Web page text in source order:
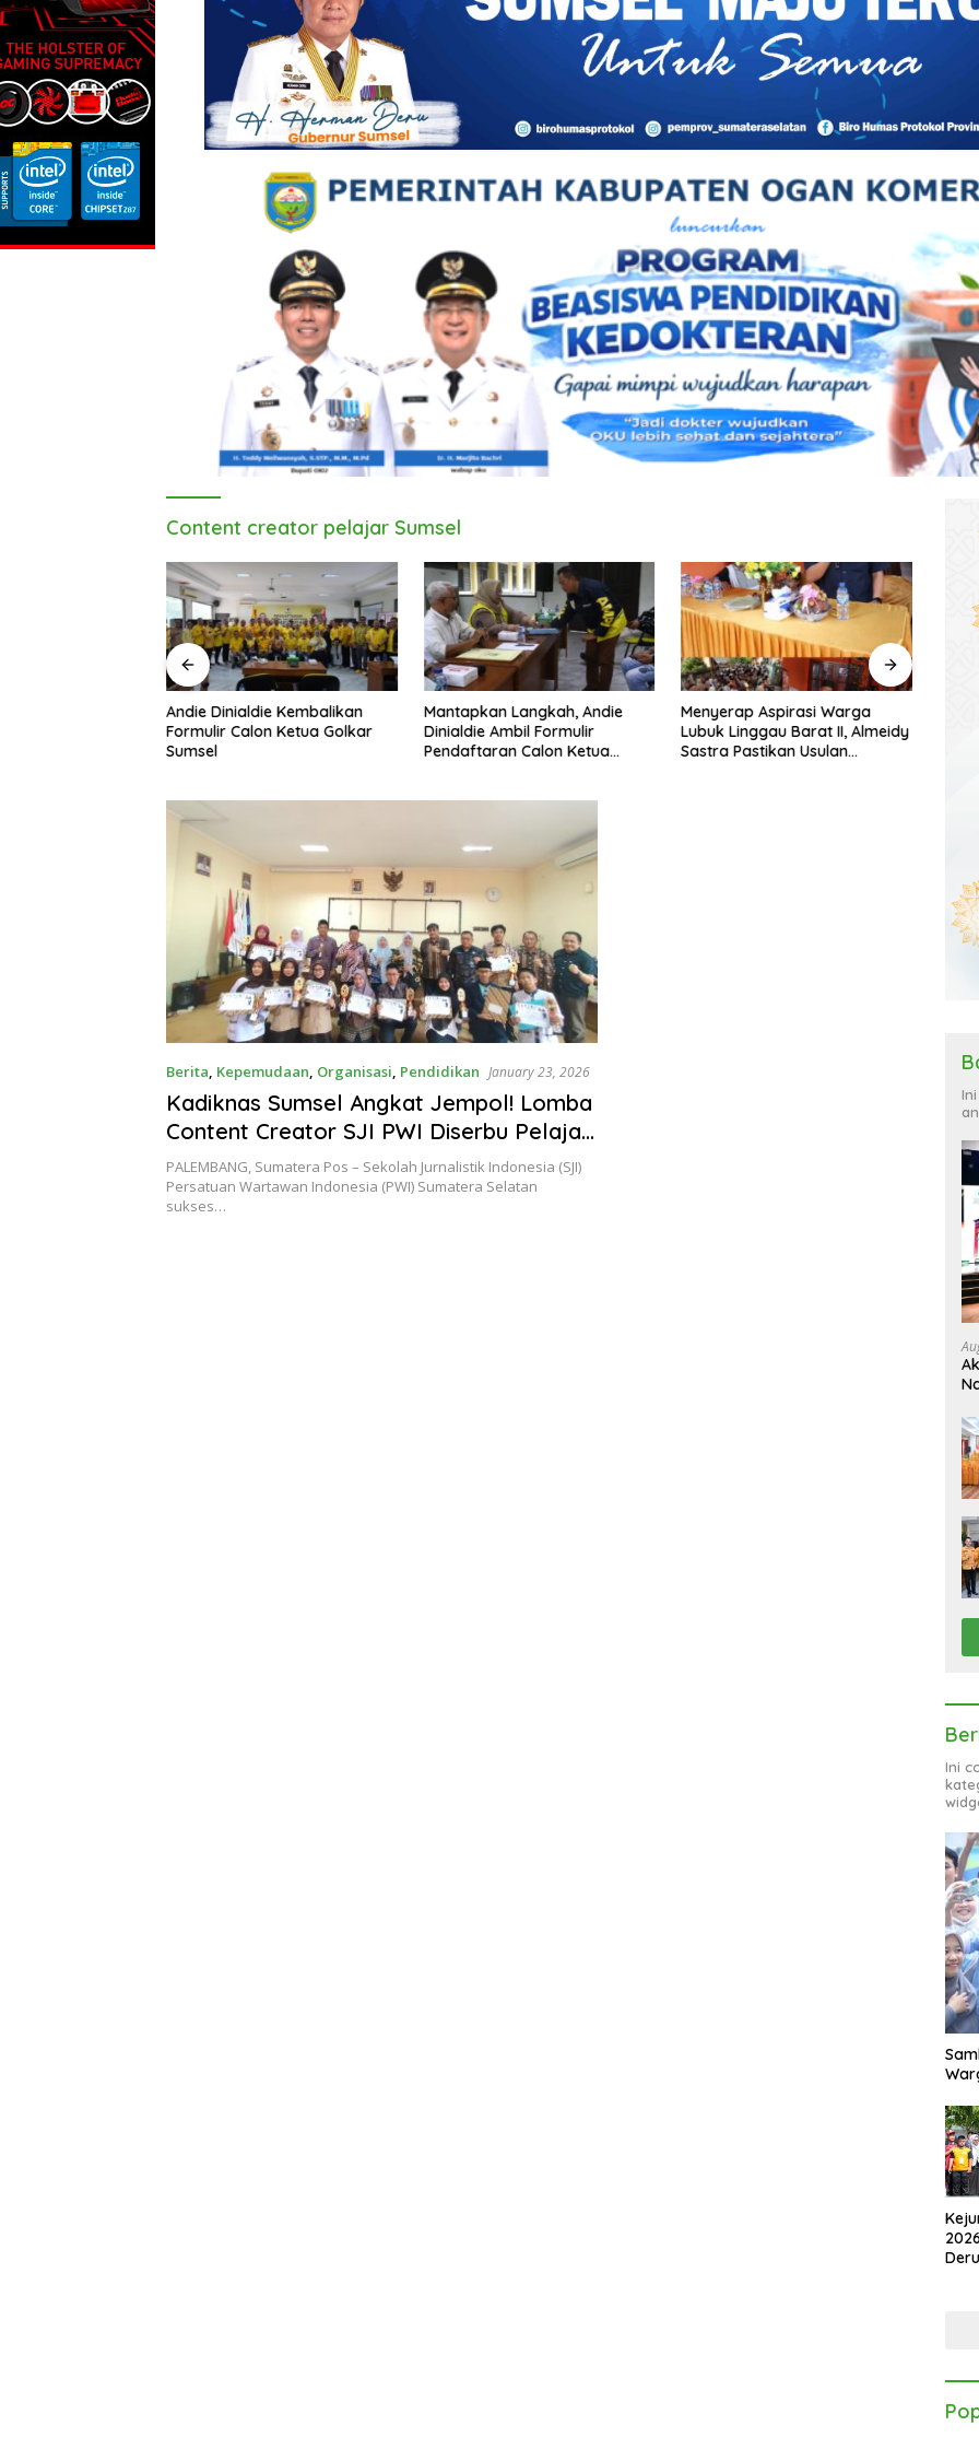
Content creator pelajar Sumsel
Andie Dinialdie Kembalikan
Formulir Calon Ketua Golkar
Sumsel
Mantapkan Langkah, Andie
Dinialdie Ambil Formulir
Pendaftaran Calon Ketua
Menyerap Aspirasi Warga
Lubuk Linggau Barat II, Almeidy
Sastra Pastikan Usulan
Berita, Kepemudaan, Organisasi, Pendidikan January 23, 2026
Kadiknas Sumsel Angkat Jempol! Lomba
Content Creator SJI PWI Diserbu Pelajar
se-Sumsel
PALEMBANG, Sumatera Pos – Sekolah Jurnalistik Indonesia (SJI)
Persatuan Wartawan Indonesia (PWI) Sumatera Selatan
sukses…
Ini